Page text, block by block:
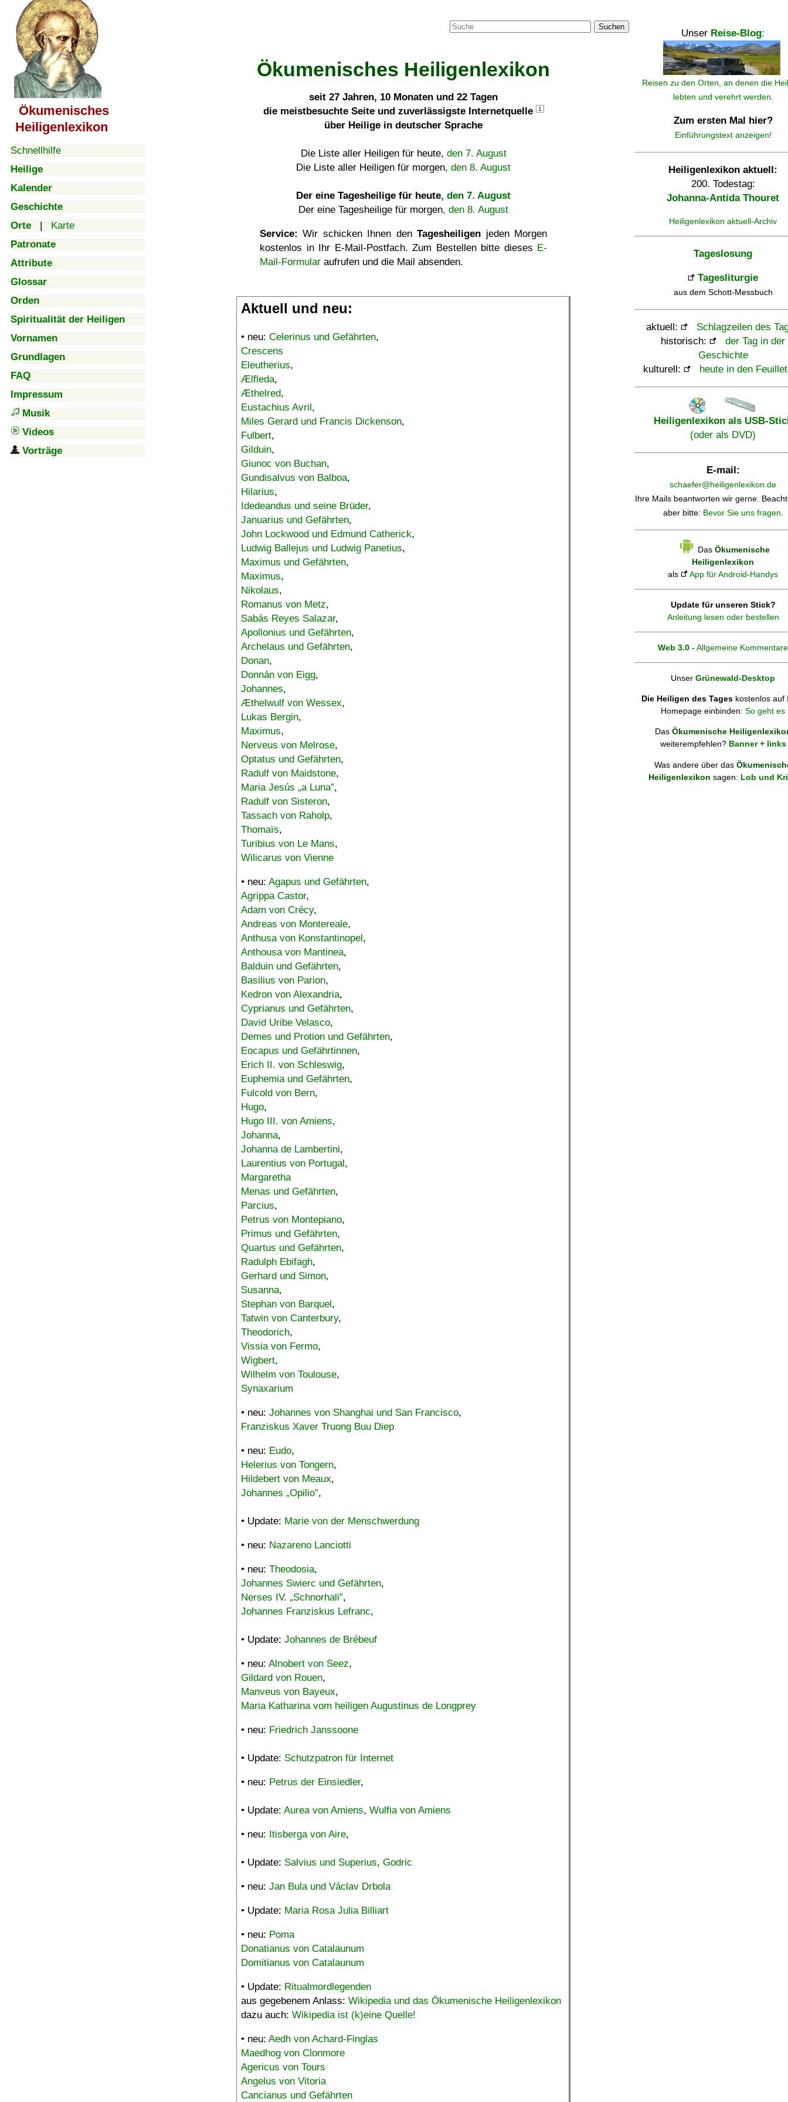
Ökumenisches
Heiligenlexikon
Schnellhilfe
Heilige
Kalender
Geschichte
Orte | Karte
Patronate
Attribute
Glossar
Orden
Spiritualität der Heiligen
Vornamen
Grundlagen
FAQ
Impressum
Musik
Videos
Vorträge
Suchen
Ökumenisches Heiligenlexikon
seit 27 Jahren, 10 Monaten und 22 Tagen
die meistbesuchte Seite und zuverlässigste Internetquelle
1
über Heilige in deutscher Sprache
Die Liste aller Heiligen für heute, den 7. August
Die Liste aller Heiligen für morgen, den 8. August
Der eine Tagesheilige für heute, den 7. August
Der eine Tagesheilige für morgen, den 8. August
Service: Wir schicken Ihnen denTagesheiligen jeden Morgen
kostenlos in Ihr E-Mail-Postfach. Zum Bestellen bitte dieses E-
Mail-Formular aufrufen und die Mail absenden.
Aktuell und neu:
• neu: Celerinus und Gefährten,
Crescens
Eleutherius,
Ælfleda,
Æthelred,
Eustachius Avril,
Miles Gerard und Francis Dickenson,
Fulbert,
Gilduin,
Giunoc von Buchan,
Gundisalvus von Balboa,
Hilarius,
Idedeandus und seine Brüder,
Januarius und Gefährten,
John Lockwood und Edmund Catherick,
Ludwig Ballejus und Ludwig Panetius,
Maximus und Gefährten,
Maximus,
Nikolaus,
Romanus von Metz,
Sabás Reyes Salazar,
Apollonius und Gefährten,
Archelaus und Gefährten,
Donan,
Donnán von Eigg,
Johannes,
Æthelwulf von Wessex,
Lukas Bergin,
Maximus,
Nerveus von Melrose,
Optatus und Gefährten,
Radulf von Maidstone,
Maria Jesús „a Luna”,
Radulf von Sisteron,
Tassach von Raholp,
Thomaïs,
Turibius von Le Mans,
Wilicarus von Vienne
• neu: Agapus und Gefährten,
Agrippa Castor,
Adam von Crécy,
Andreas von Montereale,
Anthusa von Konstantinopel,
Anthousa von Mantinea,
Balduin und Gefährten,
Basilius von Parion,
Kedron von Alexandria,
Cyprianus und Gefährten,
David Uribe Velasco,
Demes und Protion und Gefährten,
Eocapus und Gefährtinnen,
Erich II. von Schleswig,
Euphemia und Gefährten,
Fulcold von Bern,
Hugo,
Hugo III. von Amiens,
Johanna,
Johanna de Lambertini,
Laurentius von Portugal,
Margaretha
Menas und Gefährten,
Parcius,
Petrus von Montepiano,
Primus und Gefährten,
Quartus und Gefährten,
Radulph Ebifagh,
Gerhard und Simon,
Susanna,
Stephan von Barquel,
Tatwin von Canterbury,
Theodorich,
Vissia von Fermo,
Wigbert,
Wilhelm von Toulouse,
Synaxarium
• neu: Johannes von Shanghai und San Francisco,
Franziskus Xaver Truong Buu Diep
• neu: Eudo,
Helerius von Tongern,
Hildebert von Meaux,
Johannes „Opilio”,
• Update: Marie von der Menschwerdung
• neu: Nazareno Lanciotti
• neu: Theodosia,
Johannes Swierc und Gefährten,
Nerses IV. „Schnorhali”,
Johannes Franziskus Lefranc,
• Update: Johannes de Brébeuf
• neu: Alnobert von Seez,
Gildard von Rouen,
Manveus von Bayeux,
Maria Katharina vom heiligen Augustinus de Longprey
• neu: Friedrich Janssoone
• Update: Schutzpatron für Internet
• neu: Petrus der Einsiedler,
• Update: Aurea von Amiens, Wulfia von Amiens
• neu: Itisberga von Aire,
• Update: Salvius und Superius, Godric
• neu: Jan Bula und Václav Drbola
• Update: Maria Rosa Julia Billiart
• neu: Poma
Donatianus von Catalaunum
Domitianus von Catalaunum
• Update: Ritualmordlegenden
aus gegebenem Anlass: Wikipedia und das Ökumenische Heiligenlexikon
dazu auch: Wikipedia ist (k)eine Quelle!
• neu: Aedh von Achard-Finglas
Maedhog von Clonmore
Agericus von Tours
Angelus von Vitoria
Cancianus und Gefährten
Unser Reise-Blog:
Reisen zu den Orten, an denen die
lebten und verehrt werden.
Zum ersten Mal hier?
Einführungstext anzeigen!
Heiligenlexikon aktuell:
200. Todestag:
Johanna-Antida Thouret
Heiligenlexikon aktuell-Archiv
Tageslosung
Tagesliturgie
aus dem Schott-Messbuch
aktuell:
Schlagzeilen des
historisch:
der Tag in der
Geschichte
kulturell:
heute in den
Heiligenlexikon als USB-
(oder als DVD)
E-mail:
schaefer@heiligenlexikon.de
Ihre Mails beantworten wir gerne.
aber bitte: Bevor Sie uns fragen.
Das Ökumenische
Heiligenlexikon
als
App für Android-Handys
Update für unseren Stick?
Anleitung lesen oder bestellen
Web 3.0 - Allgemeine Kommentare
Unser Grünewald-Desktop
Die Heiligen des Tages kostenlos auf
Homepage einbinden: So geht es
Das Ökumenische
weiterempfehlen? Banner + links
Was andere über das
Heiligenlexikon sagen: Lob und